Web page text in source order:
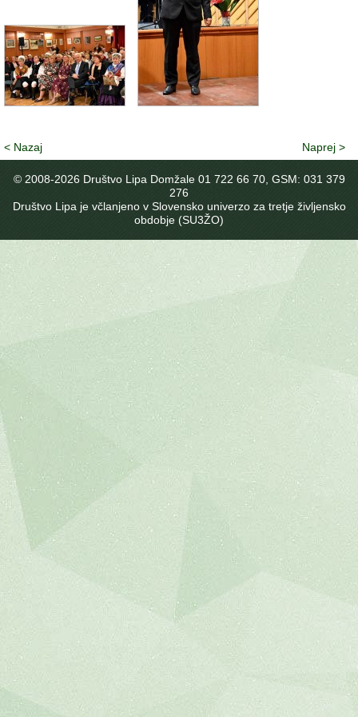
< Nazaj Naprej >
© 2008-2026 Društvo Lipa Domžale 01 722 66 70, GSM: 031 379
276
Društvo Lipa je včlanjeno v Slovensko univerzo za tretje življensko
obdobje (SU3ŽO)